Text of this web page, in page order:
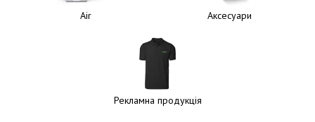
Air Аксесуари
Рекламна продукція